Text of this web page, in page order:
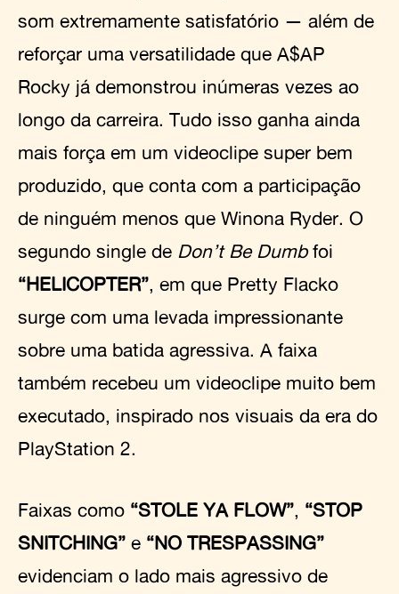
som extremamente satisfatório — além de
reforçar uma versatilidade que A$AP
Rocky já demonstrou inúmeras vezes ao
longo da carreira. Tudo isso ganha ainda
mais força em um videoclipe super bem
produzido, que conta com a participação
de ninguém menos que Winona Ryder. O
segundo single de Don’t Be Dumbfoi
“HELICOPTER”, em que Pretty Flacko
surge com uma levada impressionante
sobre uma batida agressiva. A faixa
também recebeu um videoclipe muito bem
executado, inspirado nos visuais da era do
PlayStation 2.
Faixas como “STOLE YA FLOW”, “STOP
SNITCHING” e “NO TRESPASSING”
evidenciam o lado mais agressivo de